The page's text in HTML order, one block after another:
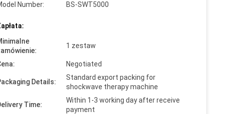
Number:
BS-SWT5000
1 zestaw
Negotiated
Details:
Standard export packing for
shockwave therapy machine
Time:
Within 1-3 working day after receive
payment